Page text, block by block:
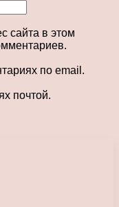
сайта в этом
по email.
почтой.